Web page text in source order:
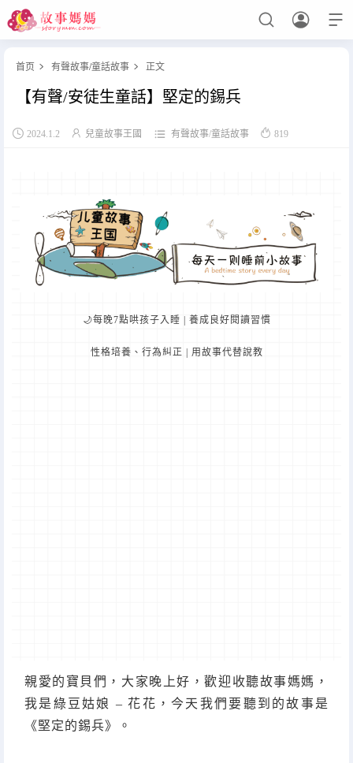



设置菜单 查看教程
首页  有聲故事/童話故事  正文
【有聲/安徒生童話】堅定的錫兵
 2024.1.2  兒童故事王國  有聲故事/童話故事  819
🌙每晚7點哄孩子入睡 | 養成良好閱讀習慣
性格培養、行為糾正 | 用故事代替說教
親愛的寶貝們，大家晚上好，歡迎收聽故事媽媽，
我是綠豆姑娘 – 花花，今天我們要聽到的故事是
《堅定的錫兵》。